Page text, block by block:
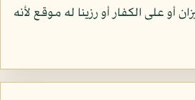
أو على الكفار أو رزينا له موقع لأنه